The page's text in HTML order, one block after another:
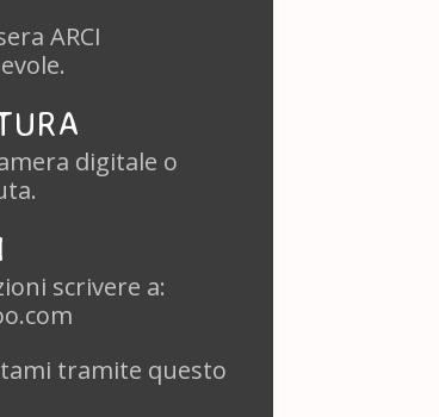
ARCI
digitale o
scrivere a:
tramite questo